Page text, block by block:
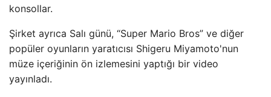
konsollar.
Şirket ayrıca Salı günü, “Super Mario Bros” ve diğer
popüler oyunların yaratıcısı Shigeru Miyamoto'nun
müze içeriğinin ön izlemesini yaptığı bir video
yayınladı.